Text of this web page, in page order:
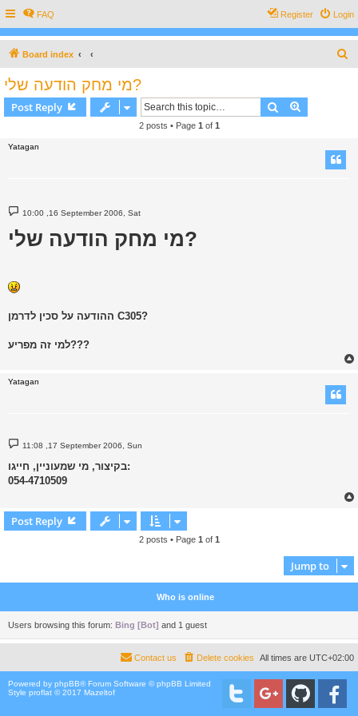
FAQ Login
Register
Board index
מי מחק הודעה שלי?
Post Reply Search
2 posts • Page 1 of 1
Yatagan
P
o
t
10:00 ,16 September 2006, Sat
מי מחק הודעה שלי?
ההודעה על סכין לדרמן C305?
למי זה מפריע???
Yatagan
P
o
11:08 ,17 September 2006, Sun
בקיצור, מי שמעוניין, חייגו:
054-4710509
Post Reply
2 posts • Page 1 of 1
Jump to
Who is online
Users browsing this forum: Bing [Bot] and 1 guest
All times are UTC+02:00
Delete cookies
Contact us
Powered by phpBB® Forum Software © phpBB Limited
Style proflat © 2017 Mazeltof